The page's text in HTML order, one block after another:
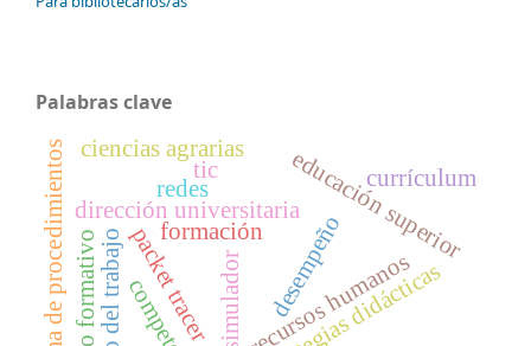
Palabras clave
desempeño
educación superior
formación
dirección universitaria
recursos humanos
simulador
packet tracer
redes
tic
ciencias agrarias
sistema de procedimientos currículum